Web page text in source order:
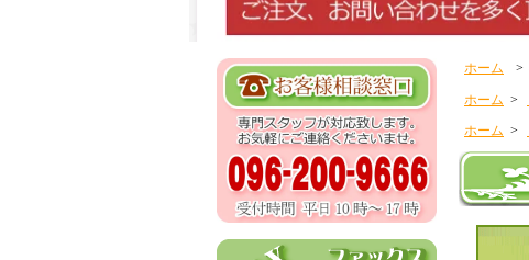
ホーム >
ホーム >
ホーム >